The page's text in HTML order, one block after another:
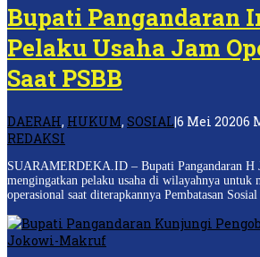
Bupati Pangandaran
Pelaku Usaha Jam
Saat PSBB
DAERAH, HUKUM, SOSIAL|6 Mei 20206
REDAKSI
SUARAMERDEKA.ID – Bupati Pangandaran H
mengingatkan pelaku usaha di wilayahnya untuk
operasional saat diterapkannya Pembatasan